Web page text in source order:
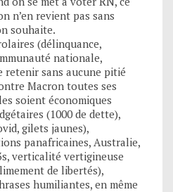
n’en revient pas sans
souhaite.
(délinquance,
nationale,
retenir sans aucune pitié
Macron toutes ses
soient économiques
(1000 de dette),
gilets jaunes),
panafricaines, Australie,
verticalité vertigineuse
de libertés),
humiliantes, en même